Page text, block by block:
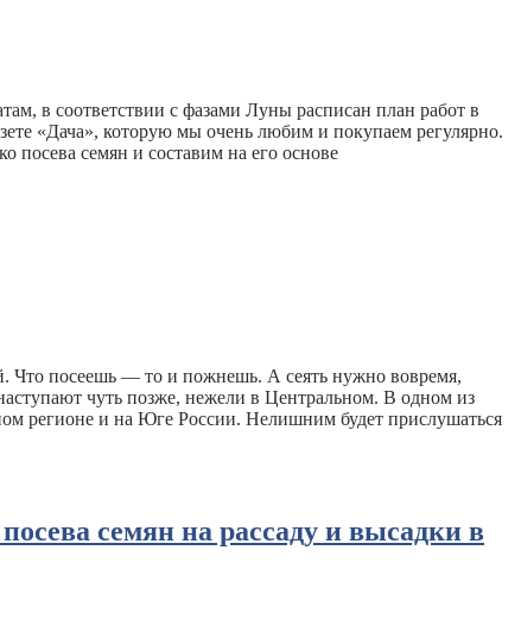
в соответствии с фазами Луны расписан план работ в
«Дача», которую мы очень любим и покупаем регулярно.
посева семян и составим на его основе
Что посеешь — то и пожнешь. А сеять нужно вовремя,
чуть позже, нежели в Центральном. В одном из
регионе и на Юге России. Нелишним будет прислушаться
семян на рассаду и высадки в